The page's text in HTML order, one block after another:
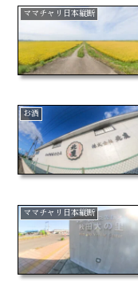
ママチャリ日本縦断
お酒
ママチャリ日本縦断